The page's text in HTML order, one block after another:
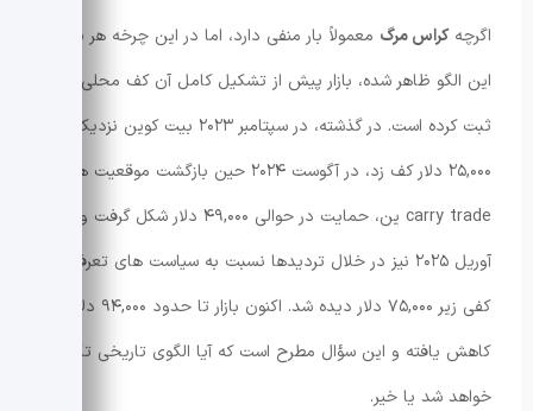
اگرچهکراس مرگ معمولاً بار منفی دارد، اما در این چرخه هر بار که
این الگو ظاهر شده، بازار پیش از تشکیل کامل آن کف محلی را
ثبت کرده است. در گذشته، در سپتامبر ۲۰۲۳ بیت کوین نزدیک به
۲۵,۰۰۰ دلار کف زد، در آگوست ۲۰۲۴ حین بازگشت موقعیت های
carry trade ین، حمایت در حوالی ۴۹,۰۰۰ دلار شکل گرفت و در
آوریل ۲۰۲۵ نیز در خلال تردیدها نسبت به سیاست های تعرفه ای،
کفی زیر ۷۵,۰۰۰ دلار دیده شد. اکنون بازار تا حدود ۹۴,۰۰۰ دلار
کاهش یافته و این سؤال مطرح است که آیا الگوی تاریخی تکرار
خواهد شد یا خیر.